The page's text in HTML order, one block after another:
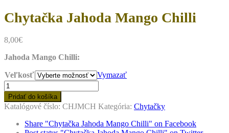
Chytačka Jahoda Mango Chilli
8,00€
Jahoda Mango Chilli:
Veľkosť
Vymazať
množstvo
Chytačka
Jahoda
Mango
Chilli
Pridať do košíka
Katalógové číslo: CHJMCH Kategória: Chytačky
Share "Chytačka Jahoda Mango Chilli" on Facebook